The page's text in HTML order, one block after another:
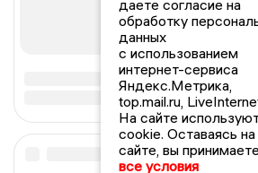
даете согласие на
обработку
данных
с использованием
интернет-сервиса
Яндекс.Метрика,
top.mail.ru,
На сайте
cookie. Оставаясь на
сайте, вы принимаете
все условия